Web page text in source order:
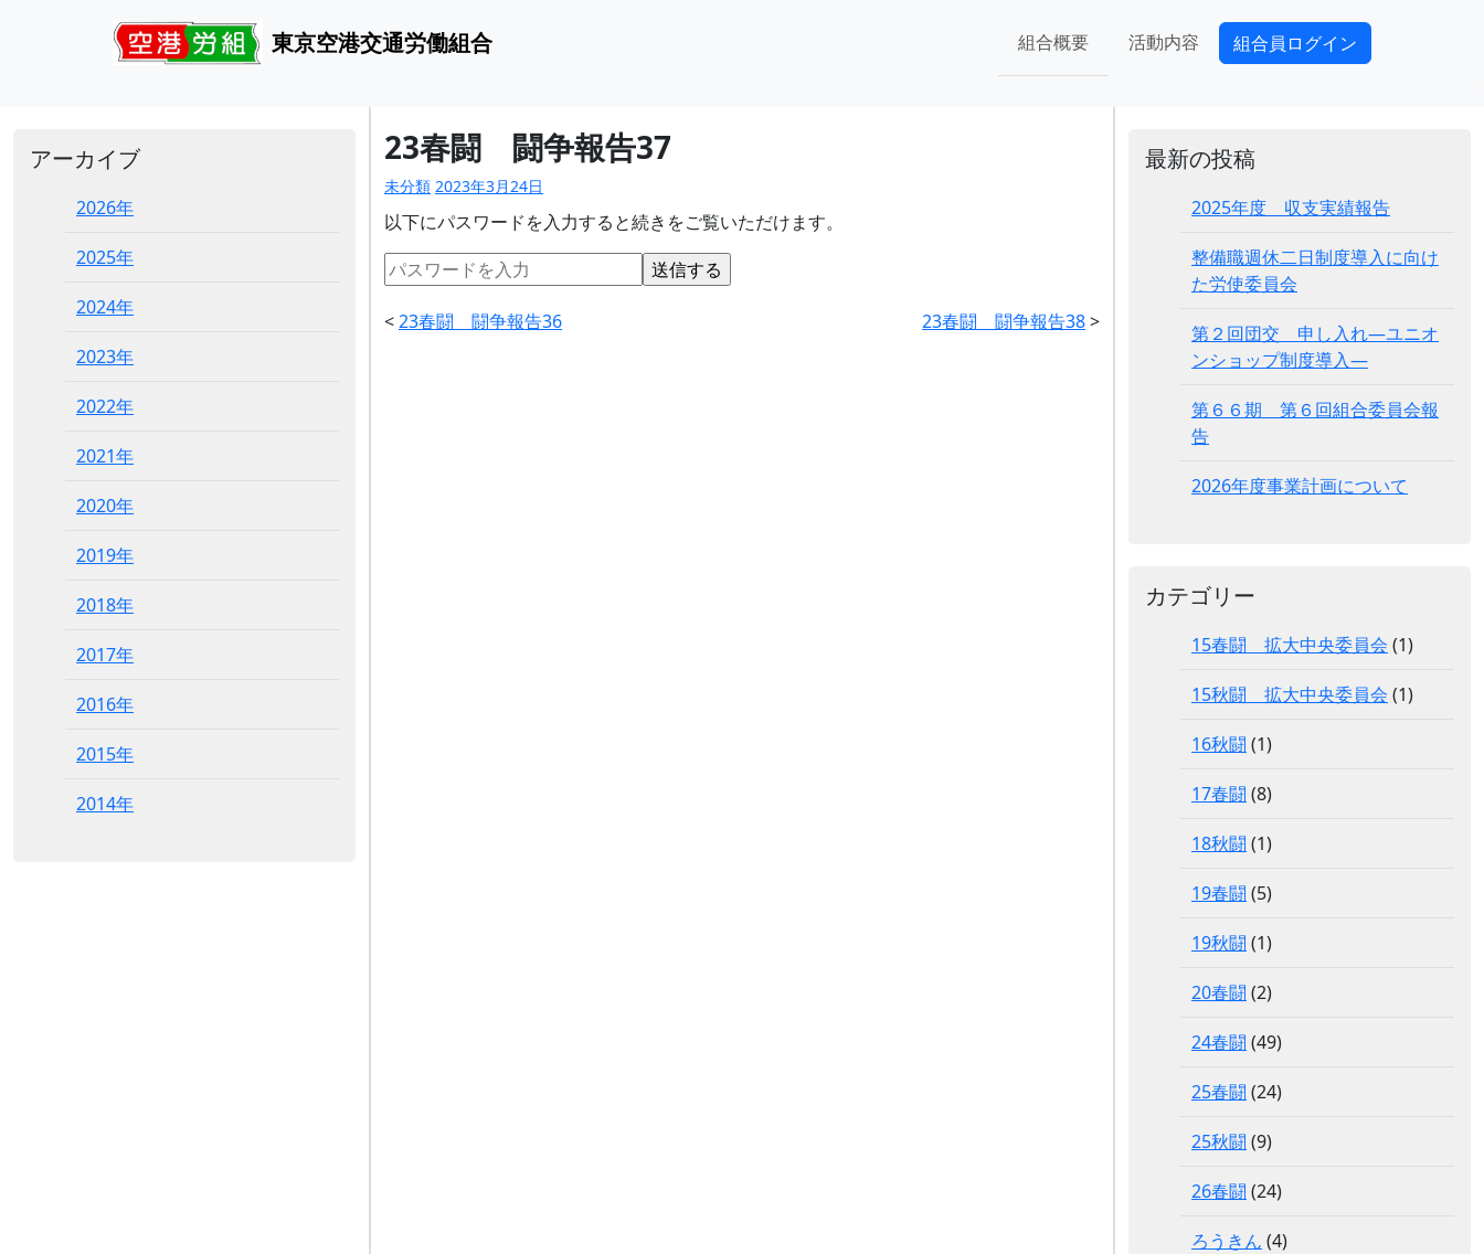
東京空港交通労働組合 組合概要 活動内容 組合員ログイン
アーカイブ
2026年
2025年
2024年
2023年
2022年
2021年
2020年
2019年
2018年
2017年
2016年
2015年
2014年
23春闘 闘争報告37
未分類 2023年3月24日
以下にパスワードを入力すると続きをご覧いただけます。
<23春闘 闘争報告36 23春闘 闘争報告38>
最新の投稿
2025年度 収支実績報告
整備職週休二日制度導入に向け
た労使委員会
第２回団交 申し入れ―ユニオ
ンショップ制度導入―
第６６期 第６回組合委員会報
告
2026年度事業計画について
カテゴリー
15春闘 拡大中央委員会 (1)
15秋闘 拡大中央委員会 (1)
16秋闘 (1)
17春闘 (8)
18秋闘 (1)
19春闘 (5)
19秋闘 (1)
20春闘 (2)
24春闘 (49)
25春闘 (24)
25秋闘 (9)
26春闘 (24)
ろうきん (4)